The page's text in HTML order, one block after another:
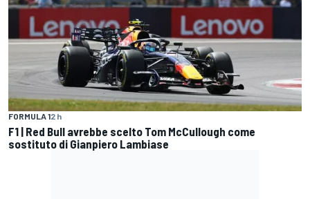
FORMULA 12 h
F1 | Red Bull avrebbe scelto Tom McCullough come
sostituto di Gianpiero Lambiase